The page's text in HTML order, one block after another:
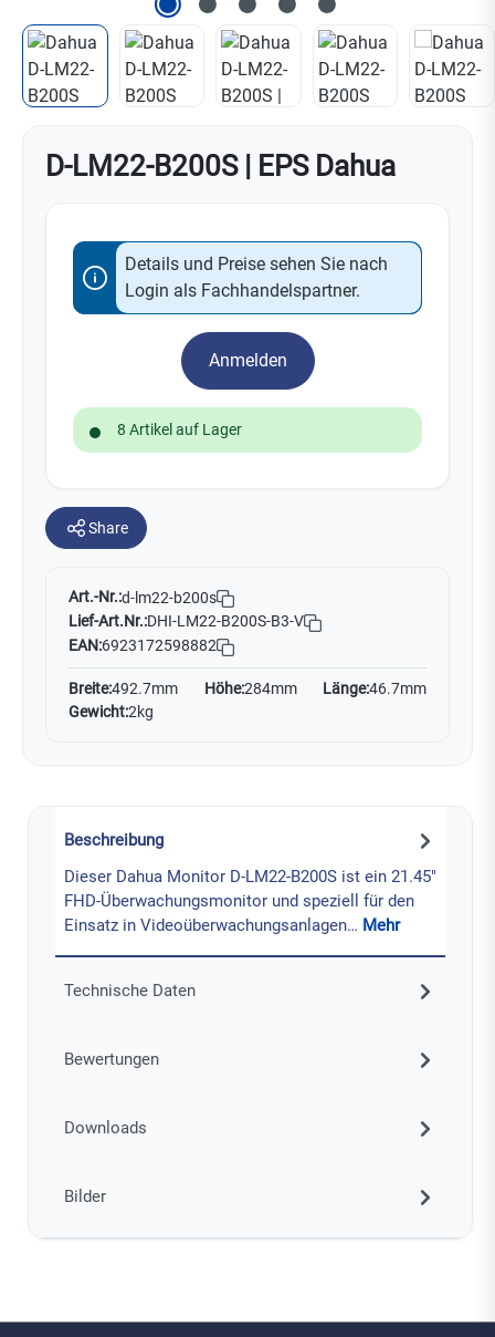
D-LM22-B200S | EPS Dahua
Details und Preise sehen Sie nach
Login als Fachhandelspartner.
Anmelden
8 Artikel auf Lager
Share
Art.-Nr.:d-lm22-b200s
Lief-Art.Nr.:DHI-LM22-B200S-B3-V
EAN:6923172598882
Breite:492.7mm Höhe:284mm Länge:46.7mm
Gewicht:2kg
Beschreibung
Dieser Dahua Monitor D-LM22-B200S ist ein 21.45"
FHD-Überwachungsmonitor und speziell für den
Einsatz in Videoüberwachungsanlagen… Mehr
Technische Daten
Bewertungen
Downloads
Bilder